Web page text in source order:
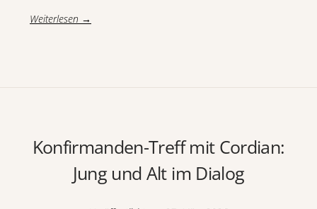
Weiterlesen →
Konfirmanden-Treff mit Cordian:
Jung und Alt im Dialog